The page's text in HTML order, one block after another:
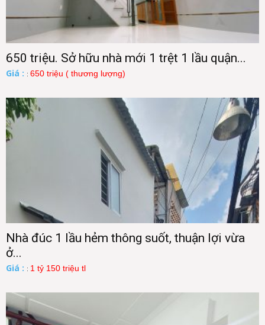
650 triệu. Sở hữu nhà mới 1 trệt 1 lầu quận...
Giá : : 650 triệu ( thương lượng)
Nhà đúc 1 lầu hẻm thông suốt, thuận lợi vừa
ở...
Giá : : 1 tỷ 150 triệu tl